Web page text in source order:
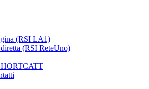
(RSI LA1)
(RSI ReteUno)